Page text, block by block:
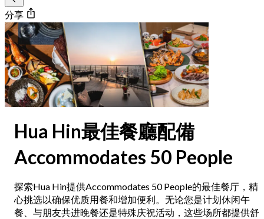
分享
Hua Hin最佳餐廳配備
Accommodates 50 People
探索Hua Hin提供Accommodates 50 People的最佳餐厅，精
心挑选以确保优质用餐和增加便利。无论您是计划休闲午
餐、与朋友共进晚餐还是特殊庆祝活动，这些场所都提供舒